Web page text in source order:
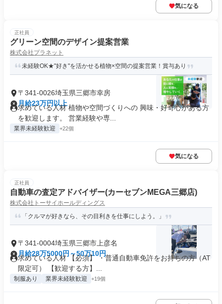
気になる
正社員
グリーン空間のデザイン提案営業
株式会社プラネット
未経験OK★"好き"を活かせる植物×空間の提案営業！賞与あり
〒341-0026埼玉県三郷市幸房
月給23万円以上
求めている人材 植物や空間づくりへの 興味・好奇心がある方
を歓迎します。 営業経験や専...
業界未経験歓迎 +22個
気になる
正社員
自動車の査定アドバイザー(カーセブンMEGA三郷店)
株式会社トーサイホールディングス
「クルマが好きなら、その目利きを仕事にしよう。」
〒341-0004埼玉県三郷市上彦名
月給28万5000円～50万10円
求めている人材 【必須】 ・普通自動車免許をお持ちの方（AT
限定可） 【歓迎する方】...
制服あり 業界未経験歓迎 +19個